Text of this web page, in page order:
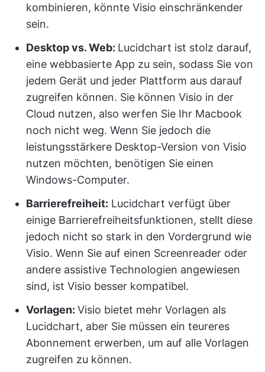
kombinieren, könnte Visio einschränkender
sein.
Desktop vs. Web: Lucidchart ist stolz darauf,
eine webbasierte App zu sein, sodass Sie von
jedem Gerät und jeder Plattform aus darauf
zugreifen können. Sie können Visio in der
Cloud nutzen, also werfen Sie Ihr Macbook
noch nicht weg. Wenn Sie jedoch die
leistungsstärkere Desktop-Version von Visio
nutzen möchten, benötigen Sie einen
Windows-Computer.
Barrierefreiheit: Lucidchart verfügt über
einige Barrierefreiheitsfunktionen, stellt diese
jedoch nicht so stark in den Vordergrund wie
Visio. Wenn Sie auf einen Screenreader oder
andere assistive Technologien angewiesen
sind, ist Visio besser kompatibel.
Vorlagen: Visio bietet mehr Vorlagen als
Lucidchart, aber Sie müssen ein teureres
Abonnement erwerben, um auf alle Vorlagen
zugreifen zu können.